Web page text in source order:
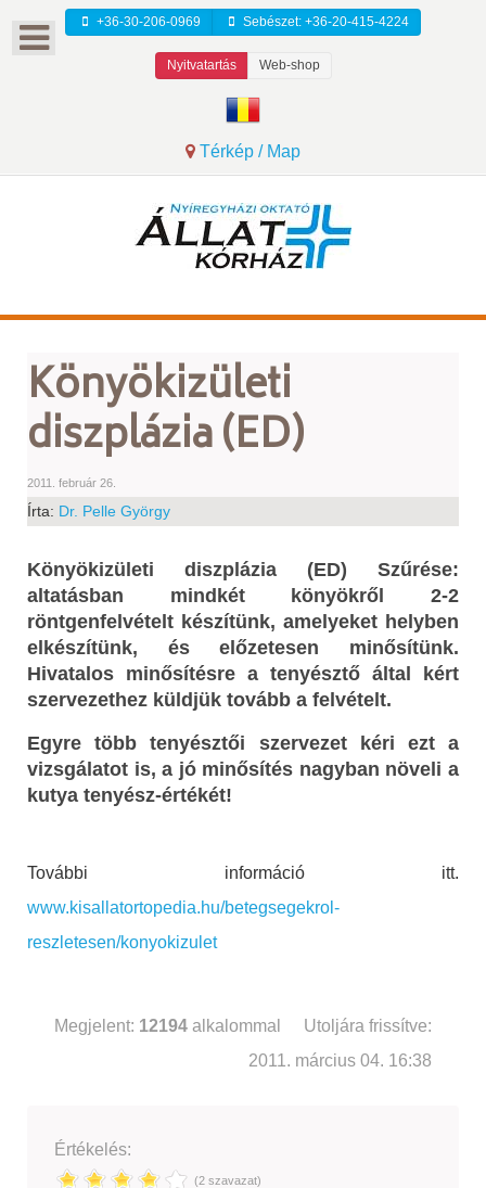
+36-30-206-0969 Sebészet: +36-20-415-4224
Nyitvatartás Web-shop
Térkép / Map
Könyökizületi
diszplázia (ED)
2011. február 26.
Írta: Dr. Pelle György
Könyökizületi diszplázia (ED) Szűrése:
altatásban mindkét könyökről 2-2
röntgenfelvételt készítünk, amelyeket helyben
elkészítünk, és előzetesen minősítünk.
Hivatalos minősítésre a tenyésztő által kért
szervezethez küldjük tovább a felvételt.
Egyre több tenyésztői szervezet kéri ezt a
vizsgálatot is, a jó minősítés nagyban növeli a
kutya tenyész-értékét!
További információ itt.
www.kisallatortopedia.hu/betegsegekrol-
reszletesen/konyokizulet
Megjelent: 12194 alkalommal
Utoljára frissítve:
2011. március 04. 16:38
Értékelés:
(2 szavazat)